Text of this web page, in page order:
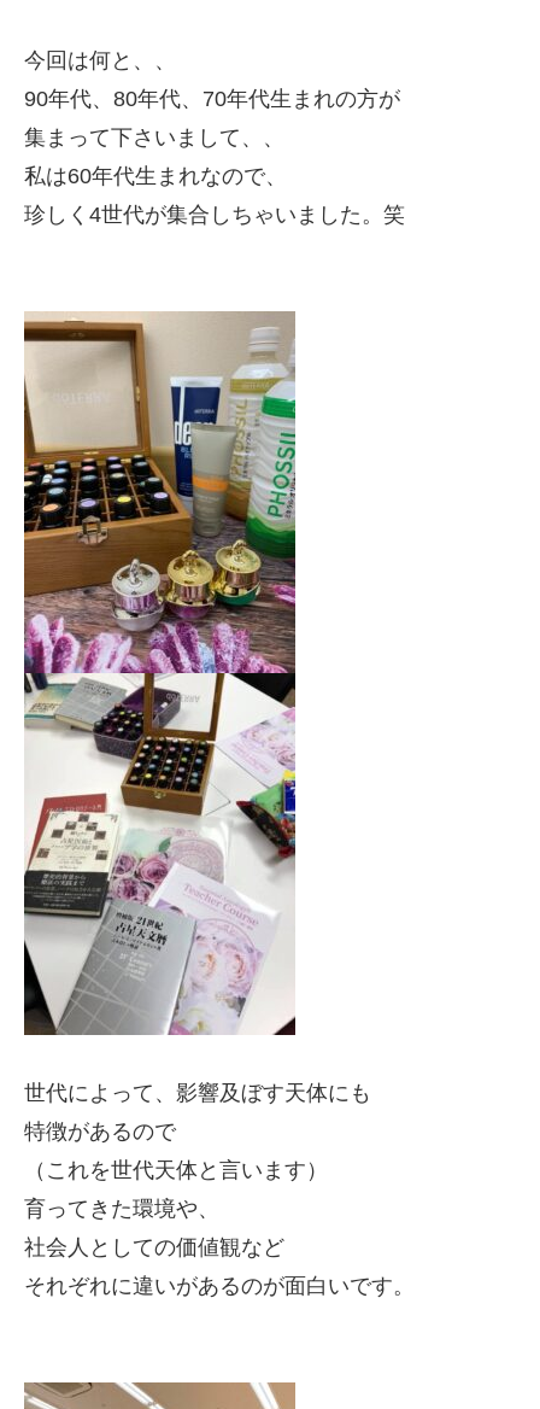
今回は何と、、
90年代、80年代、70年代生まれの方が
集まって下さいまして 、、
私は60年代生まれなので、
珍しく4世代が集合しちゃいました。笑
世代によって、影響及ぼす天体にも
特徴があるので
（これを世代天体と言います）
育ってきた環境や、
社会人としての価値観など
それぞれに違いがあるのが面白いです。